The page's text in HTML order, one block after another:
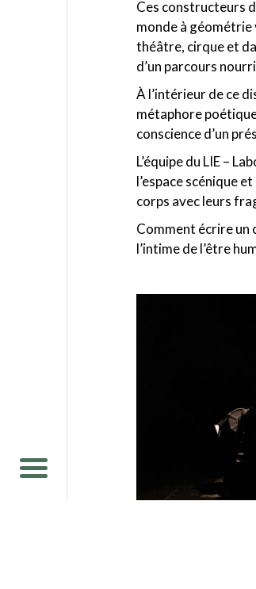
Ces constructeurs
monde à géométrie
théâtre, cirque et
d’un parcours
À l’intérieur de ce
métaphore
conscience d’un
L’équipe du LIE –
l’espace scénique
corps avec leurs
Comment écrire un
l’intime de l’être